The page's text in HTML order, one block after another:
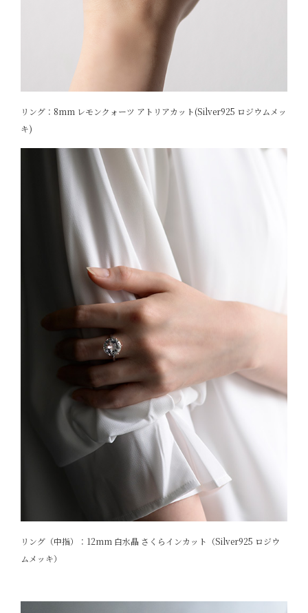
リング：8mm レモンクォーツ アトリアカット(Silver925 ロジウムメッ
キ)
リング（中指）：12mm 白水晶 さくらインカット（Silver925 ロジウ
ムメッキ）